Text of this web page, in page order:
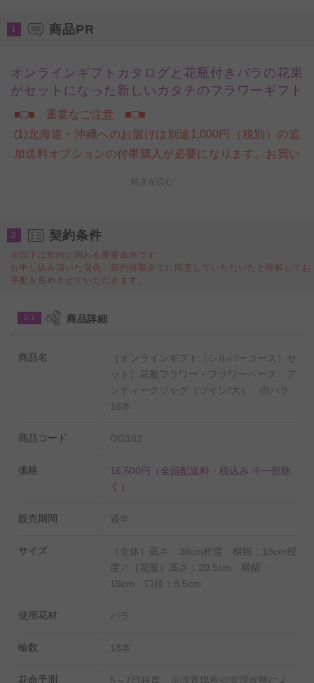
1 商品PR
オンラインギフトカタログと花瓶付きバラの花束
がセットになった新しいカタチのフラワーギフト
■□■ 重要なご注意 ■□■
(1)北海道・沖縄へのお届けは別途1,000円（税別）の追
加送料オプションの付帯購入が必要になります。お買い
の追加変更をさせていただきます。
ビジネスフラワー®厳選のオンラインギフト（ギフトカ
農園で生産した新鮮なバラを、陶器製のお洒落なアンテ
タイルのフラワーギフトセット商品です。
国産苗にこだわった高級薔薇は、花の大きさ、葉の瑞々
しさ、花持ちの長さが一般的な生花店で販売されている
バラとは異なるので、誕生日祝い、結婚祝い、出産祝
ト、贈り物として、店舗やオフィスのインテリアとして
もお薦めしたい一品です。
【オンラインギフト（ギフトカタログ）シルバーコー
ス】
パソコンまたはスマートフォンやタブレットなどのモバ
イルディバイスから簡単にアクセス可能なオンラインサ
シルバーコースは、比較的お手軽なギフトをテーマとし
続きを読む
2 契約条件
※以下は契約に関わる重要条件です。
お申し込み頂いた場合、契約情報全てに同意していただいたと理解してお
手配を進めさせていただきます。
2-1 商品詳細
商品名
［オンラインギフト（シルバーコース）セ
ット］花瓶フラワー・フラワーベース ア
ンティークジャグ（ツイン/大） 白バラ
18本
商品コード OG182
価格 16,500円
（全国配送料・税込み ※一部除
く）
販売期間 通年
サイズ
［全体］高さ：38cm程度 横幅：18cm程
度／［花瓶］高さ：20.5cm 横幅：
16cm 口径：8.5cm
使用花材 バラ
輪数 18本
花命予測 5～7日程度 ※設置場所や管理状態によ